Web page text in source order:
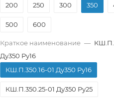
200 250 300 350
500 600
Краткое наименование —
Ду350 Ру16
КШ.П.350.16-01 Ду350 Ру16
КШ.П.350.25-01 Ду350 Ру25